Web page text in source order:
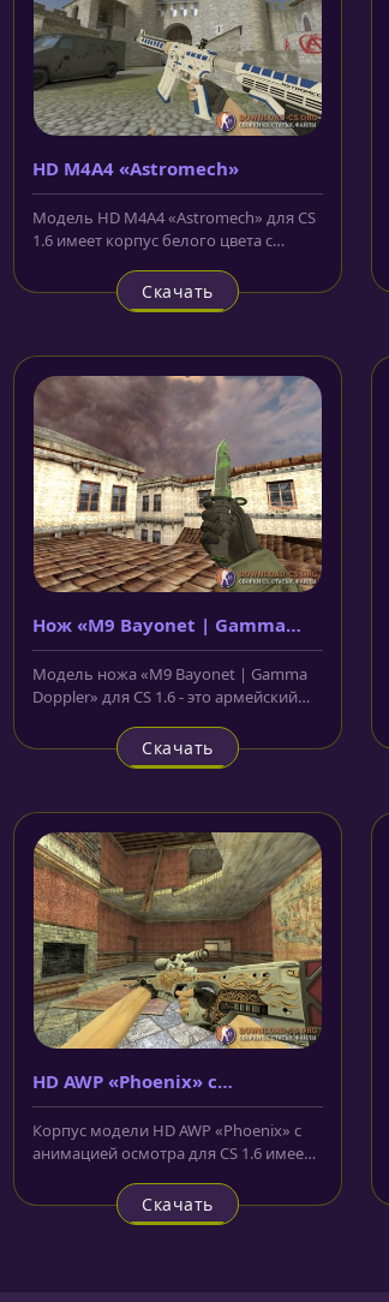
HD M4A4 «Astromech»
Модель HD M4A4 «Astromech» для CS
1.6 имеет корпус белого цвета с
Скачать
Нож «M9 Bayonet | Gamma
Doppler»
Модель ножа «M9 Bayonet | Gamma
Doppler» для CS 1.6 - это армейский
Скачать
HD AWP «Phoenix» с
анимацией осмотра
Корпус модели HD AWP «Phoenix» с
анимацией осмотра для CS 1.6 имеет
Скачать